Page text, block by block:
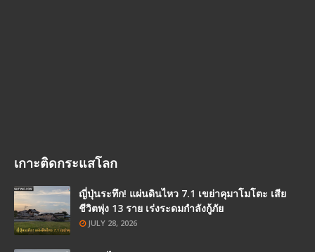
เกาะติดกระแสโลก
ญี่ปุ่นระทึก! แผ่นดินไหว 7.1 เขย่าคุมาโมโตะ เสีย
ชีวิตพุ่ง 13 ราย เร่งระดมกำลังกู้ภัย
JULY 28, 2026